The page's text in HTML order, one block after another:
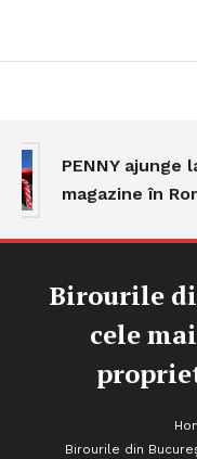
PENNY ajunge
magazine în
Birourile
cele
Birourile din